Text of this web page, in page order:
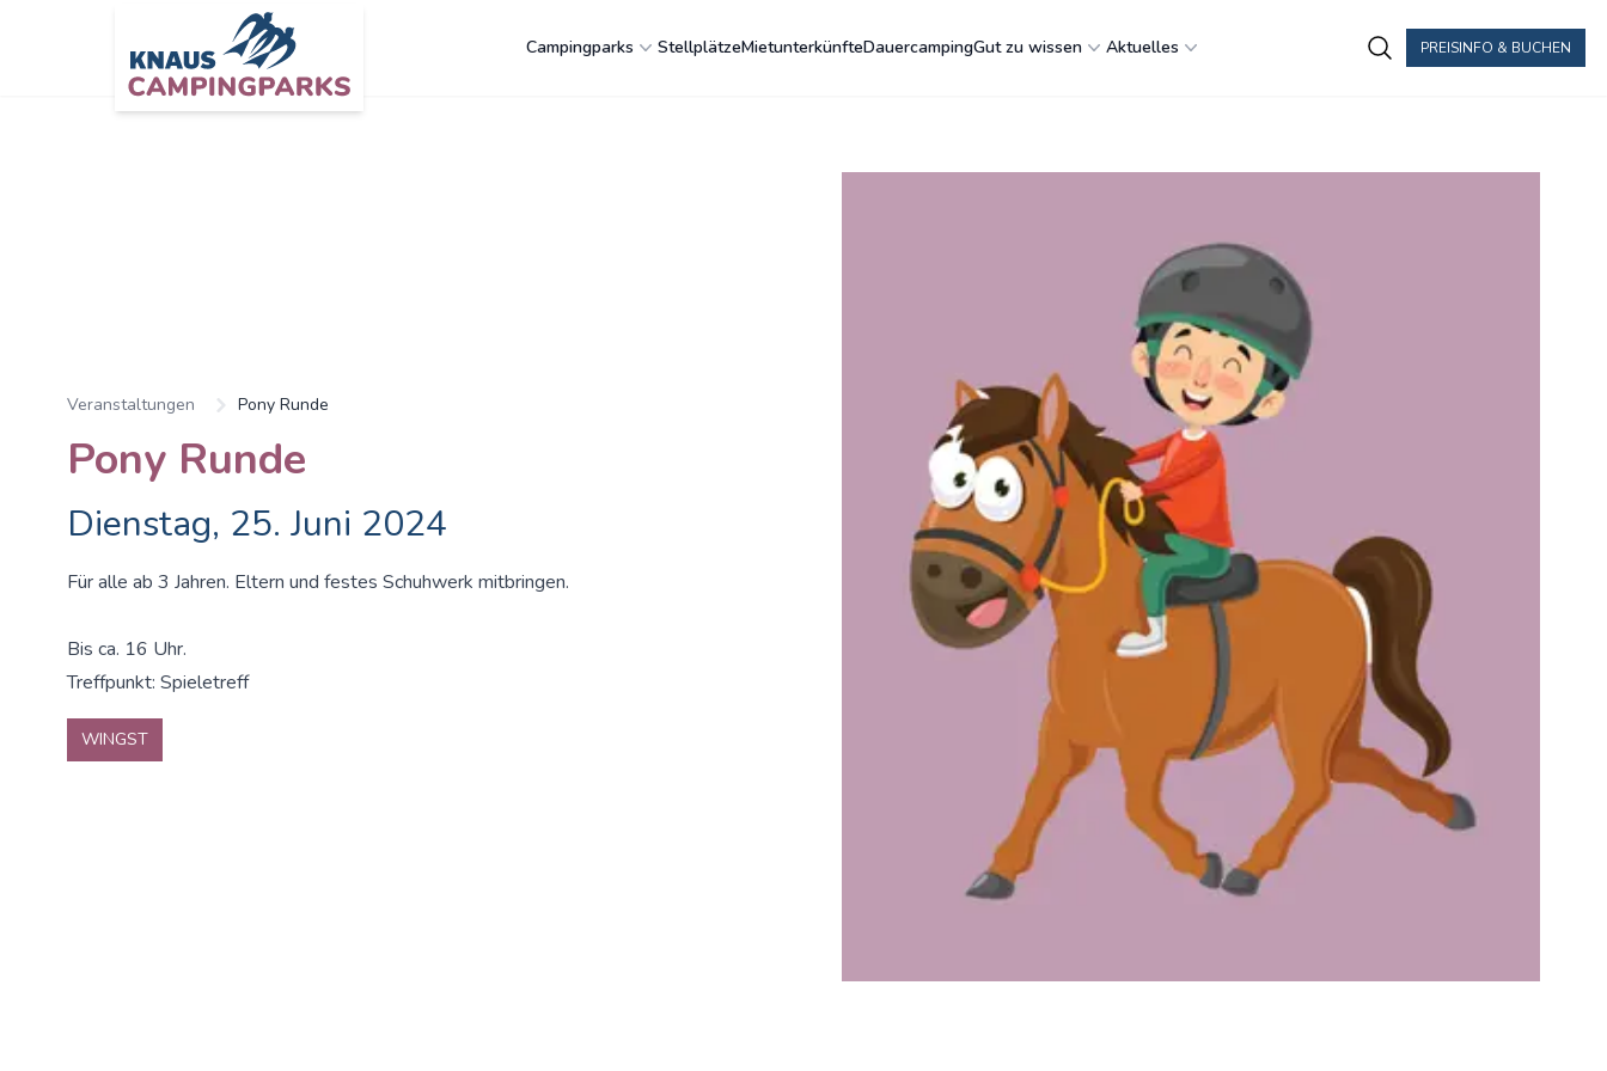
PREISINFO & BUCHEN
Campingparks StellplätzeMietunterkünfteDauercampingGut zu wissen Aktuelles
Veranstaltungen Pony Runde
Pony Runde
Dienstag, 25. Juni 2024
Für alle ab 3 Jahren. Eltern und festes Schuhwerk mitbringen.
Bis ca. 16 Uhr.
Treffpunkt: Spieletreff
WINGST